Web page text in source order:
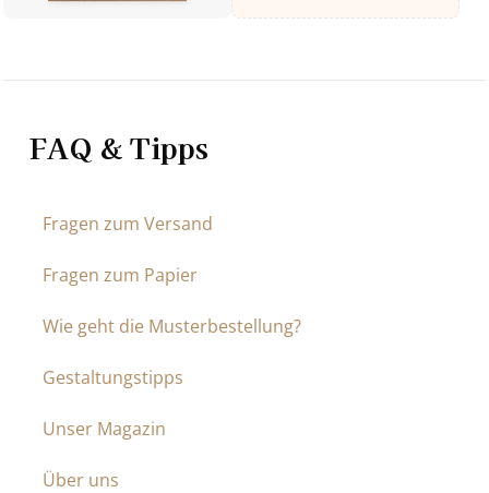
FAQ & Tipps
Fragen zum Versand
Fragen zum Papier
Wie geht die Musterbestellung?
Gestaltungstipps
Unser Magazin
Über uns